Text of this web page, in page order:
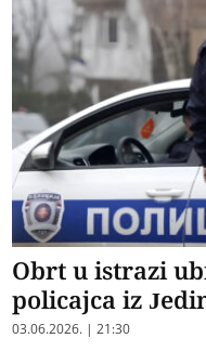
Obrt u istrazi
policajca iz
03.06.2026. | 21:30